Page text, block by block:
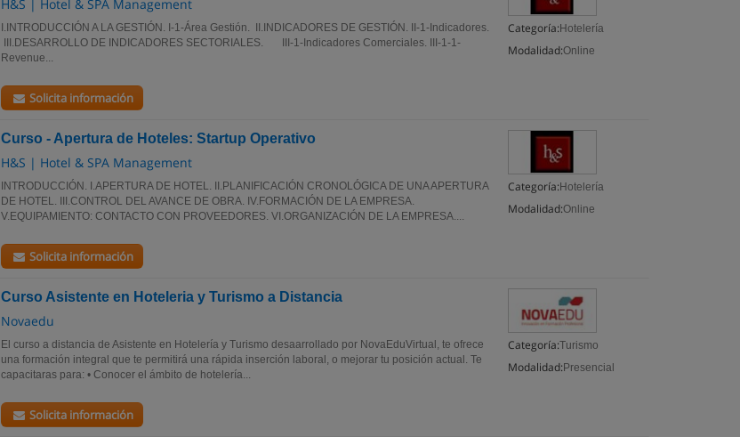
H&S | Hotel & SPA Management
Categoría: Hotelería
Modalidad:Online
I.INTRODUCCIÓN A LA GESTIÓN. I-1-Área Gestión. II.INDICADORES DE GESTIÓN. II-1-Indicadores.
III.DESARROLLO DE INDICADORES SECTORIALES. III-1-Indicadores Comerciales. III-1-1-
Revenue...
Solicita información
Curso - Apertura de Hoteles: Startup Operativo
H&S | Hotel & SPA Management
Categoría: Hotelería
Modalidad:Online
INTRODUCCIÓN. I.APERTURA DE HOTEL. II.PLANIFICACIÓN CRONOLÓGICA DE UNA APERTURA
DE HOTEL. III.CONTROL DEL AVANCE DE OBRA. IV.FORMACIÓN DE LA EMPRESA.
V.EQUIPAMIENTO: CONTACTO CON PROVEEDORES. VI.ORGANIZACIÓN DE LA EMPRESA....
Solicita información
Curso Asistente en Hoteleria y Turismo a Distancia
Novaedu
Categoría:Turismo
Modalidad: Presencial
El curso a distancia de Asistente en Hotelería y Turismo desaarrollado por NovaEduVirtual, te ofrece
una formación integral que te permitirá una rápida inserción laboral, o mejorar tu posición actual. Te
capacitaras para: • Conocer el ámbito de hotelería...
Solicita información